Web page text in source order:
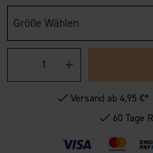
Größe Wählen
Versand ab 4,95 €*
60 Tage